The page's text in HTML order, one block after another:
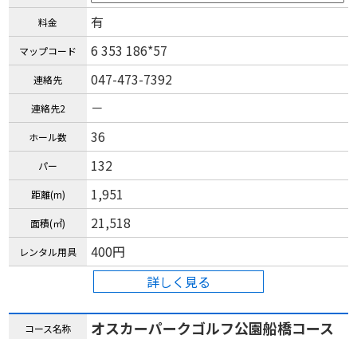
料金 有
マップコード 6 353 186*57
連絡先 047-473-7392
連絡先2 －
ホール数 36
パー 132
距離(m) 1,951
面積(㎡) 21,518
レンタル用具
400円
詳しく見る
コース名称 オスカーパークゴルフ公園船橋コース